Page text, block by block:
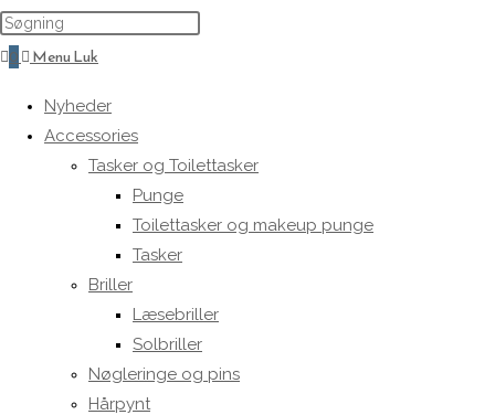
website
search
0 MenuLuk
Nyheder
Accessories
Tasker og Toilettasker
Punge
Toilettasker og makeup punge
Tasker
Briller
Læsebriller
Solbriller
Nøgleringe og pins
Hårpynt